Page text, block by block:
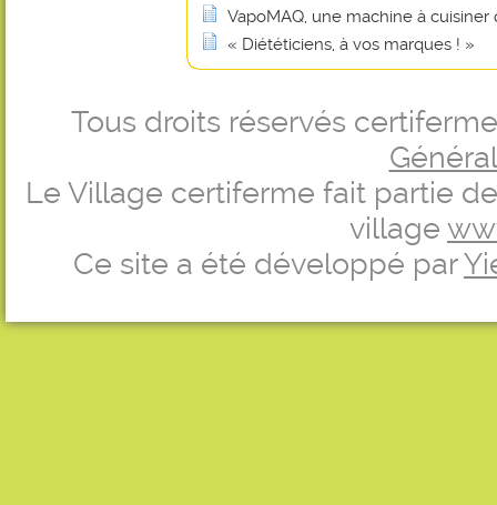
VapoMAQ, une machine à
« Diététiciens, à vos marques ! »
Tous droits réservés
Le Village certiferme fait partie
village
Ce site a été développé par